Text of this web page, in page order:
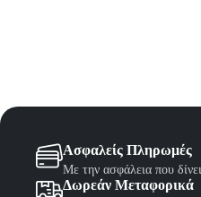
Ασφαλείς Πληρωμές
Με την ασφάλεια που
Δωρεάν Μεταφορικά